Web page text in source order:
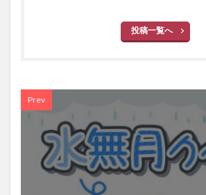
投稿一覧へ
Prev